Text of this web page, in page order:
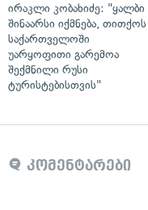
ირაკლი კობახიძე: "ყალბი
შინაარსი იქმნება, თითქოს
საქართველოში
უარყოფითი გარემოა
შექმნილი რუსი
ტურისტებისთვის"
კომენტარები